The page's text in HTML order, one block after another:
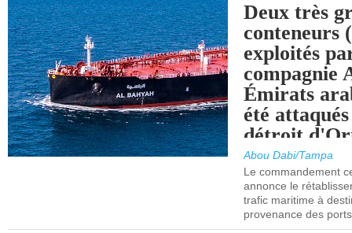
Deux très
conteneurs
exploités
compagnie
Émirats
été
détroit
Abou Dabi/Tampa
Le commandement
annonce le
trafic maritime à
provenance des